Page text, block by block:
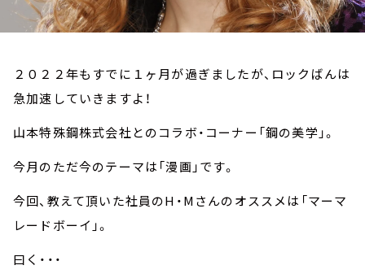
２０２２年もすでに１ヶ月が過ぎましたが、ロックばんは
急加速していきますよ！
山本特殊鋼株式会社とのコラボ・コーナー「鋼の美学」。
今月のただ今のテーマは「漫画」です。
今回、教えて頂いた社員のH・Mさんのオススメは「マーマ
レードボーイ」。
曰く・・・